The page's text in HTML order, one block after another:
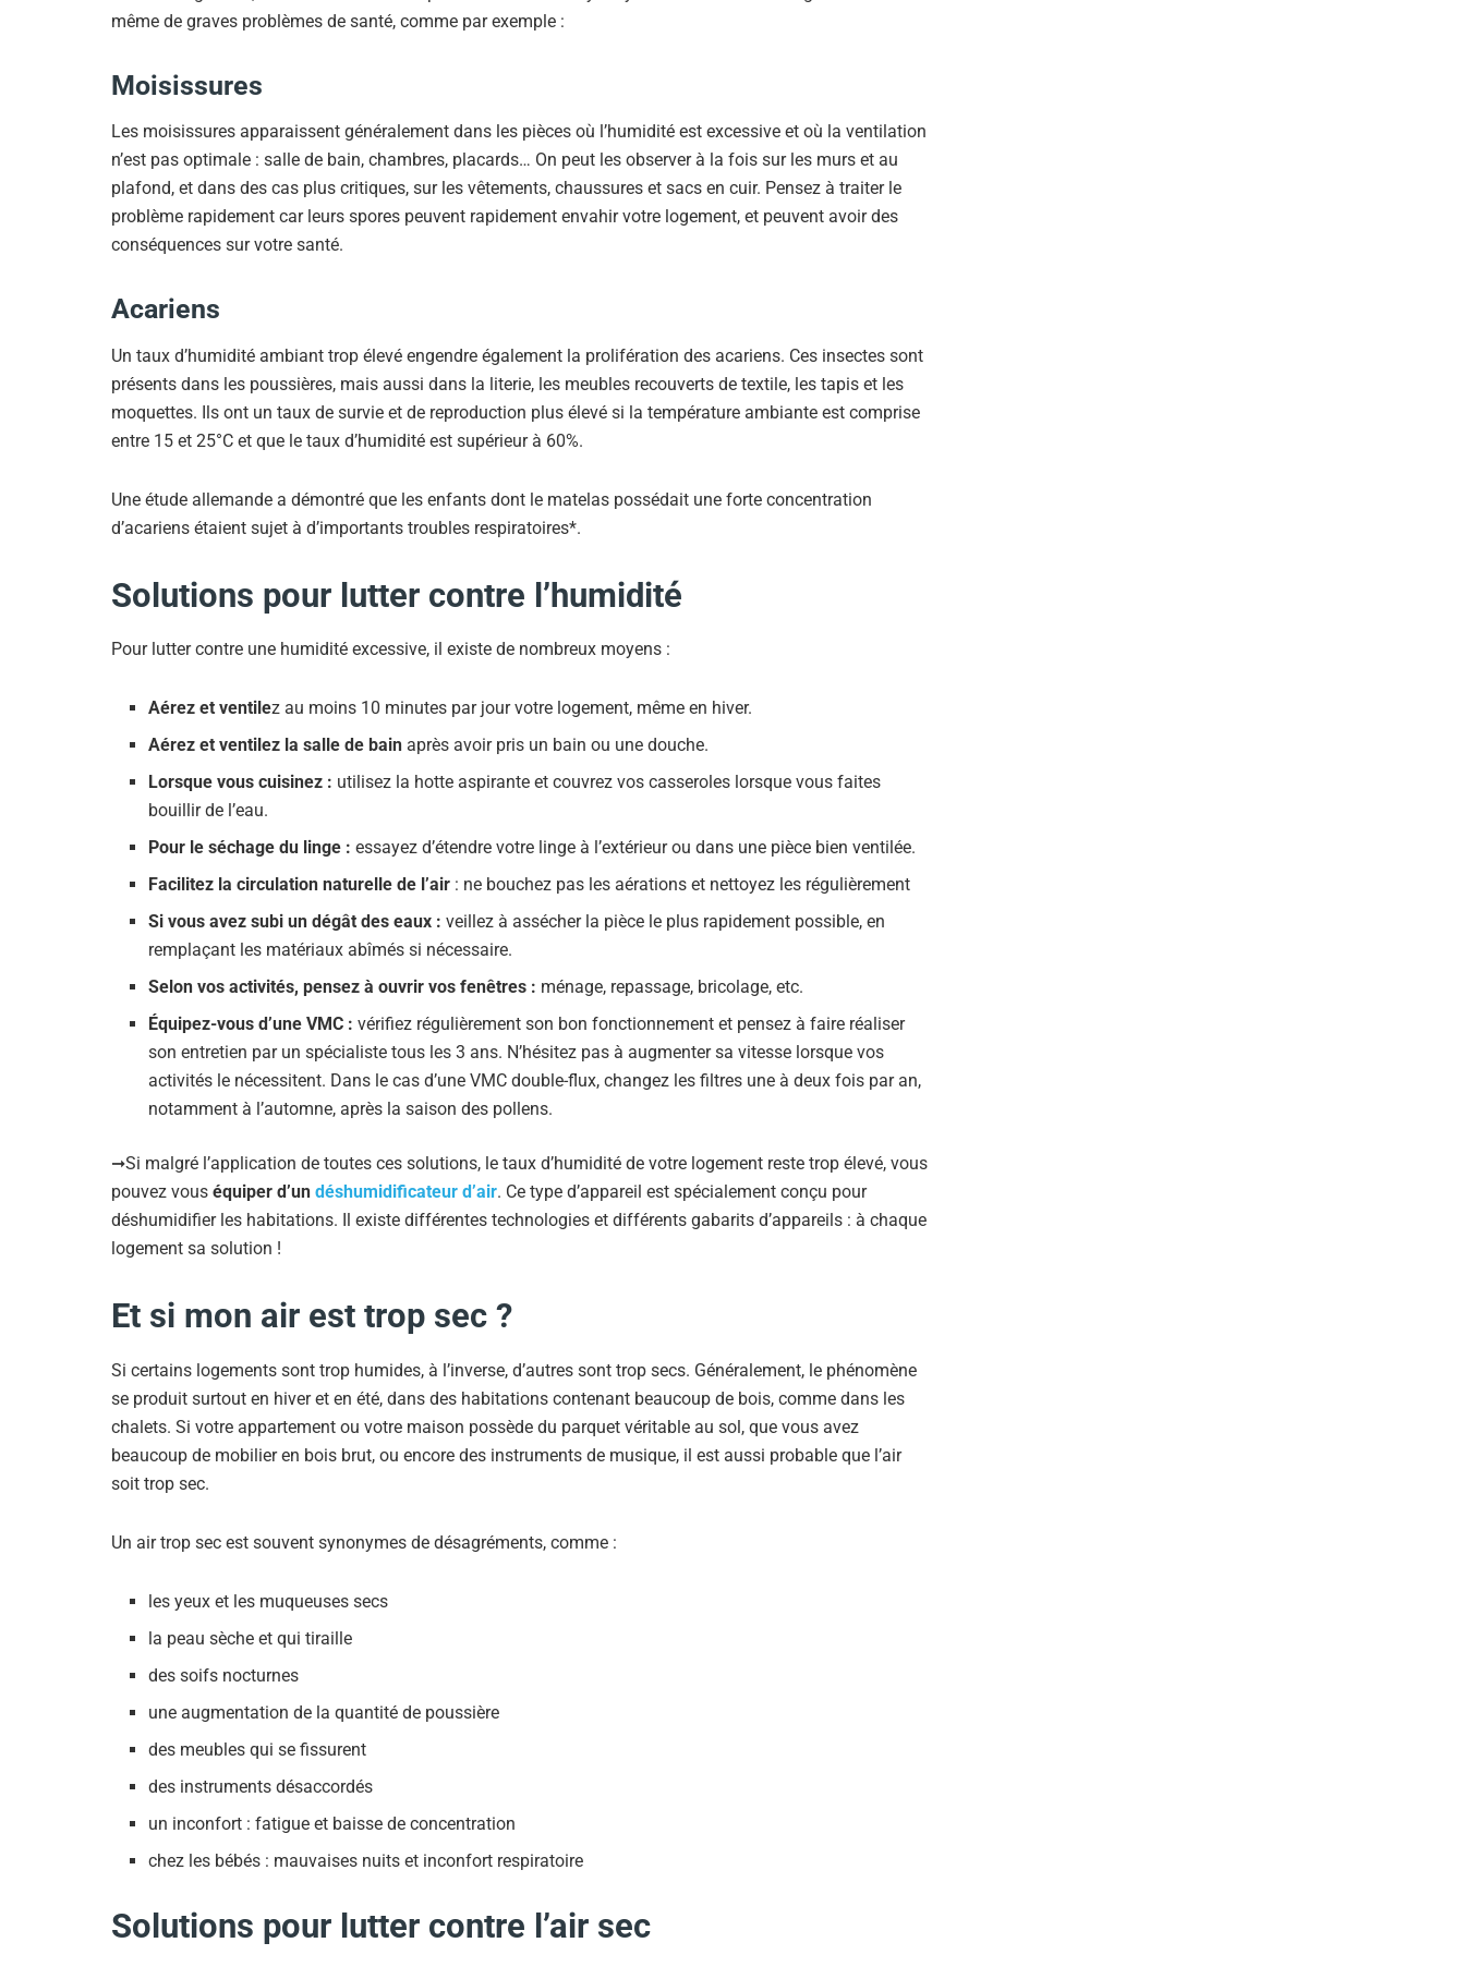
même de graves problèmes de santé, comme par exemple :
Moisissures
Les moisissures apparaissent généralement dans les pièces où l’humidité est excessive et où la ventilation
n’est pas optimale : salle de bain, chambres, placards… On peut les observer à la fois sur les murs et au
plafond, et dans des cas plus critiques, sur les vêtements, chaussures et sacs en cuir. Pensez à traiter le
problème rapidement car leurs spores peuvent rapidement envahir votre logement, et peuvent avoir des
conséquences sur votre santé.
Acariens
Un taux d’humidité ambiant trop élevé engendre également la prolifération des acariens. Ces insectes sont
présents dans les poussières, mais aussi dans la literie, les meubles recouverts de textile, les tapis et les
moquettes. Ils ont un taux de survie et de reproduction plus élevé si la température ambiante est comprise
entre 15 et 25°C et que le taux d’humidité est supérieur à 60%.
Une étude allemande a démontré que les enfants dont le matelas possédait une forte concentration
d’acariens étaient sujet à d’importants troubles respiratoires*.
Solutions pour lutter contre l’humidité
Pour lutter contre une humidité excessive, il existe de nombreux moyens :
Aérez et ventilez au moins 10 minutes par jour votre logement, même en hiver.
Aérez et ventilez la salle de bain après avoir pris un bain ou une douche.
Lorsque vous cuisinez : utilisez la hotte aspirante et couvrez vos casseroles lorsque vous faites
bouillir de l’eau.
Pour le séchage du linge : essayez d’étendre votre linge à l’extérieur ou dans une pièce bien ventilée.
Facilitez la circulation naturelle de l’air : ne bouchez pas les aérations et nettoyez les régulièrement
Si vous avez subi un dégât des eaux : veillez à assécher la pièce le plus rapidement possible, en
remplaçant les matériaux abîmés si nécessaire.
Selon vos activités, pensez à ouvrir vos fenêtres : ménage, repassage, bricolage, etc.
Équipez-vous d’une VMC : vérifiez régulièrement son bon fonctionnement et pensez à faire réaliser
son entretien par un spécialiste tous les 3 ans. N’hésitez pas à augmenter sa vitesse lorsque vos
activités le nécessitent. Dans le cas d’une VMC double-flux, changez les filtres une à deux fois par an,
notamment à l’automne, après la saison des pollens.
➞Si malgré l’application de toutes ces solutions, le taux d’humidité de votre logement reste trop élevé, vous
pouvez vous équiper d’un déshumidificateur d’air. Ce type d’appareil est spécialement conçu pour
déshumidifier les habitations. Il existe différentes technologies et différents gabarits d’appareils : à chaque
logement sa solution !
Et si mon air est trop sec ?
Si certains logements sont trop humides, à l’inverse, d’autres sont trop secs. Généralement, le phénomène
se produit surtout en hiver et en été, dans des habitations contenant beaucoup de bois, comme dans les
chalets. Si votre appartement ou votre maison possède du parquet véritable au sol, que vous avez
beaucoup de mobilier en bois brut, ou encore des instruments de musique, il est aussi probable que l’air
soit trop sec.
Un air trop sec est souvent synonymes de désagréments, comme :
les yeux et les muqueuses secs
la peau sèche et qui tiraille
des soifs nocturnes
une augmentation de la quantité de poussière
des meubles qui se fissurent
des instruments désaccordés
un inconfort : fatigue et baisse de concentration
chez les bébés : mauvaises nuits et inconfort respiratoire
Solutions pour lutter contre l’air sec